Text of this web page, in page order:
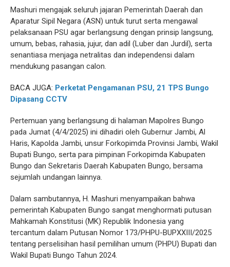
Mashuri mengajak seluruh jajaran Pemerintah Daerah dan
Aparatur Sipil Negara (ASN) untuk turut serta mengawal
pelaksanaan PSU agar berlangsung dengan prinsip langsung,
umum, bebas, rahasia, jujur, dan adil (Luber dan Jurdil), serta
senantiasa menjaga netralitas dan independensi dalam
mendukung pasangan calon.
BACA JUGA: Perketat Pengamanan PSU, 21 TPS Bungo
Dipasang CCTV
Pertemuan yang berlangsung di halaman Mapolres Bungo
pada Jumat (4/4/2025) ini dihadiri oleh Gubernur Jambi, Al
Haris, Kapolda Jambi, unsur Forkopimda Provinsi Jambi, Wakil
Bupati Bungo, serta para pimpinan Forkopimda Kabupaten
Bungo dan Sekretaris Daerah Kabupaten Bungo, bersama
sejumlah undangan lainnya.
Dalam sambutannya, H. Mashuri menyampaikan bahwa
pemerintah Kabupaten Bungo sangat menghormati putusan
Mahkamah Konstitusi (MK) Republik Indonesia yang
tercantum dalam Putusan Nomor 173/PHPU-BUPXXIII/2025
tentang perselisihan hasil pemilihan umum (PHPU) Bupati dan
Wakil Bupati Bungo Tahun 2024.